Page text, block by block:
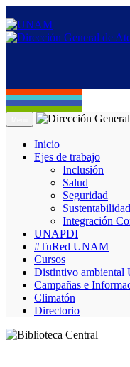
Inicio
Ejes de trabajo
Inclusión
Salud
Seguridad
Sustentabilidad
Integración
UNAPDI
#TuRed UNAM
Cursos
Distintivo
Campañas e
Climatón
Directorio